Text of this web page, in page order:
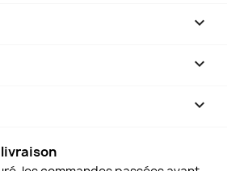


keyboard_arrow_down